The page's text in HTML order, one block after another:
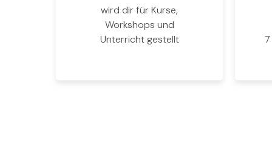
wird dir für Kurse,
Workshops und
Unterricht gestellt